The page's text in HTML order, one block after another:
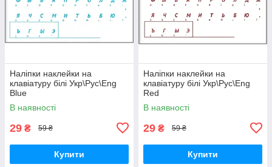
Наліпки наклейки на
клавіатуру білі Укр\Рус\Eng
Blue
В наявності
29 ₴ 59 ₴
Купити
Наліпки наклейки на
клавіатуру білі Укр\Рус\Eng
Red
В наявності
29 ₴ 59 ₴
Купити